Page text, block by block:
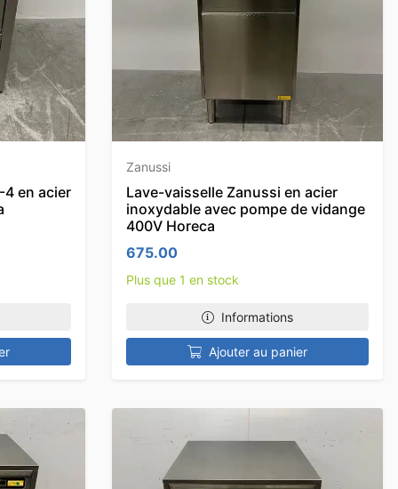
4 en acier
Zanussi
Lave-vaisselle Zanussi en acier
inoxydable avec pompe de vidange
400V Horeca
675.00
Plus que 1 en stock
Informations
Ajouter au panier